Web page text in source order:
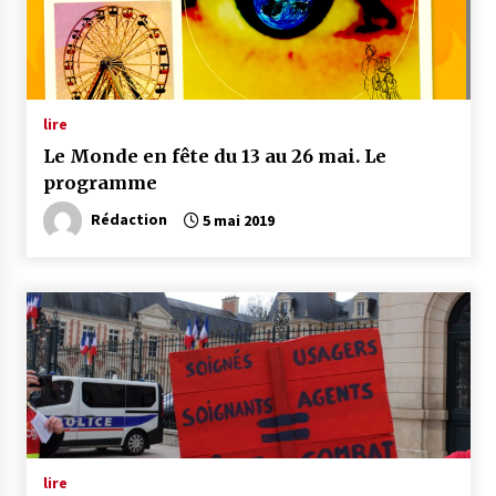
lire
Le Monde en fête du 13 au 26 mai. Le
programme
Rédaction 5 mai 2019
lire